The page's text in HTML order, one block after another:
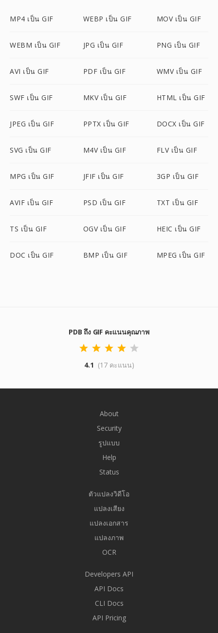
MP4 เป็น GIF WEBP เป็น GIF MOV เป็น GIF
WEBM เป็น GIF JPG เป็น GIF PNG เป็น GIF
AVI เป็น GIF PDF เป็น GIF WMV เป็น GIF
SWF เป็น GIF MKV เป็น GIF HTML เป็น GIF
JPEG เป็น GIF PPTX เป็น GIF DOCX เป็น GIF
SVG เป็น GIF M4V เป็น GIF FLV เป็น GIF
MPG เป็น GIF JFIF เป็น GIF 3GP เป็น GIF
AVIF เป็น GIF PSD เป็น GIF TXT เป็น GIF
TS เป็น GIF OGV เป็น GIF HEIC เป็น GIF
DOC เป็น GIF BMP เป็น GIF MPEG เป็น GIF
PDB ถึง GIF คะแนนคุณภาพ
4.1 (17 คะแนน)
About
Security
รูปแบบ
Help
Status
ตัวแปลงวิดีโอ
แปลงเสียง
แปลงเอกสาร
แปลงภาพ
OCR
Developers API
API Docs
CLI Docs
API Pricing